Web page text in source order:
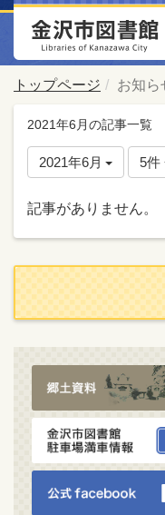
トップページ お知ら
2021年6月の記事一覧
2021年6月 5件
記事がありません。